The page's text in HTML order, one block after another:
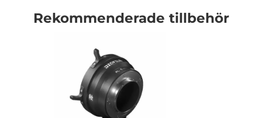
Rekommenderade tillbehör